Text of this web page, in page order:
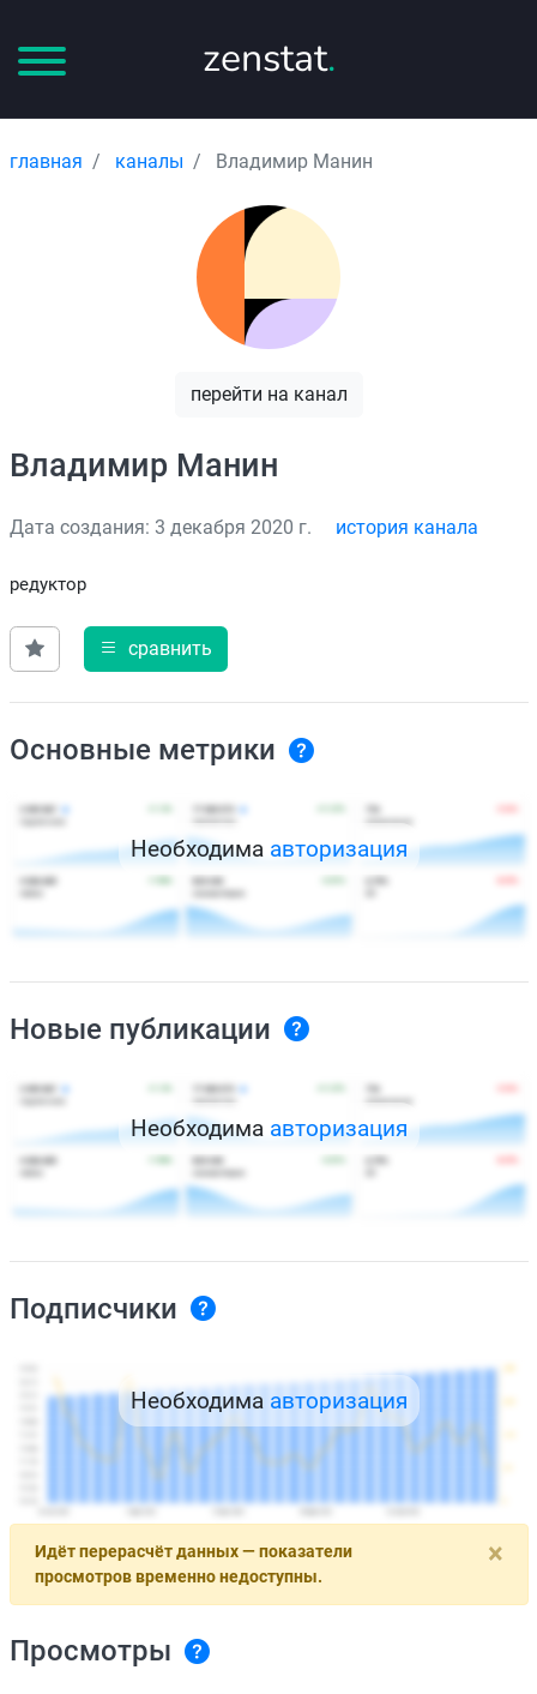
zenstat.
главная каналы Владимир Манин
перейти на канал
Владимир Манин
Дата создания: 3 декабря 2020 г. история канала
редуктор
сравнить
Основные метрики
Необходима авторизация
Новые публикации
Необходима авторизация
Подписчики
Необходима авторизация
×
Идёт перерасчёт данных — показатели
просмотров временно недоступны.
Просмотры